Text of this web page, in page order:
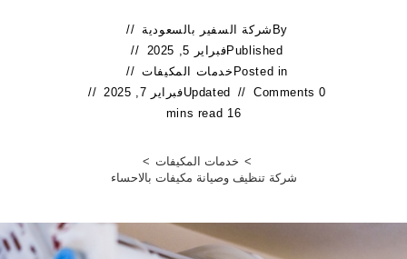
By شركة السفير بالسعودية
Publishedفبراير 5, 2025
Posted in خدمات المكيفات
0 Comments
Updatedفبراير 7, 2025
16 mins read
> خدمات المكيفات >
شركة تنظيف وصيانة مكيفات بالاحساء